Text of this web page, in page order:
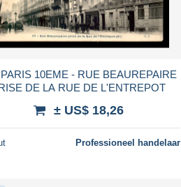
10EME - RUE BEAUREPAIRE
DE LA RUE DE L'ENTREPOT
± US$ 18,26
Professioneel handelaar